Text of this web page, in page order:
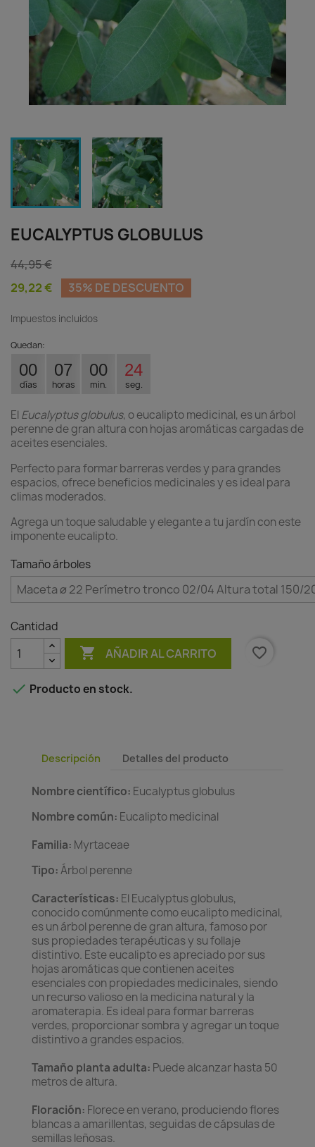
EUCALYPTUS GLOBULUS
44,95 €
29,22 €
35% DE DESCUENTO
Impuestos incluidos
Quedan:
00
días
07
horas
00
min.
23
seg.
El Eucalyptus globulus, o eucalipto medicinal, es un árbol
perenne de gran altura con hojas aromáticas cargadas de
aceites esenciales.
Perfecto para formar barreras verdes y para grandes
espacios, ofrece beneficios medicinales y es ideal para
climas moderados.
Agrega un toque saludable y elegante a tu jardín con este
imponente eucalipto.
Tamaño árboles
Cantidad
 AÑADIR AL CARRITO favorite_border
 Producto en stock.
Descripción Detalles del producto
Nombre científico: Eucalyptus globulus
Nombre común: Eucalipto medicinal
Familia: Myrtaceae
Tipo:Árbol perenne
Características: El Eucalyptus globulus,
conocido comúnmente como eucalipto medicinal,
es un árbol perenne de gran altura, famoso por
sus propiedades terapéuticas y su follaje
distintivo. Este eucalipto es apreciado por sus
hojas aromáticas que contienen aceites
esenciales con propiedades medicinales, siendo
un recurso valioso en la medicina natural y la
aromaterapia. Es ideal para formar barreras
verdes, proporcionar sombra y agregar un toque
distintivo a grandes espacios.
Tamaño planta adulta: Puede alcanzar hasta 50
metros de altura.
Floración: Florece en verano, produciendo flores
blancas a amarillentas, seguidas de cápsulas de
semillas leñosas.